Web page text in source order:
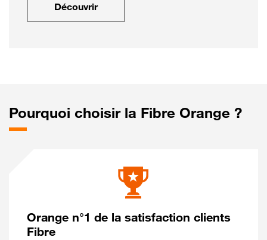
Découvrir
Pourquoi choisir la Fibre Orange ?
Orange n°1 de la satisfaction clients
Fibre